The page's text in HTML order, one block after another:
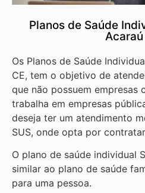
Planos de Saúde
Acaraú
Os Planos de Saúde
CE, tem o objetivo de
que não possuem empresas
trabalha em empresas
deseja ter um atendimento
SUS, onde opta por
O plano de saúde individual
similar ao plano de saúde
para uma pessoa.